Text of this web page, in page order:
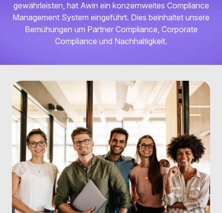
gewährleisten, hat Awin ein konzernweites Compliance
Management System eingeführt. Dies beinhaltet unsere
Bemühungen um Partner Compliance, Corporate
Compliance und Nachhaltigkeit.